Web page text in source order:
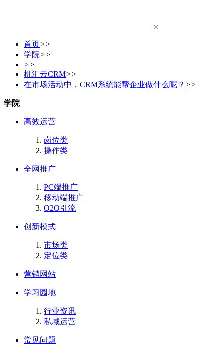
首页>>
学院>>
>>
机汇云CRM>>
在市场活动中，CRM系统能帮企业做什么呢？ >>
学院
高效运营
岗位类
操作类
全网推广
PC端推广
移动端推广
O2O引流
创新模式
市场类
定位类
营销网站
学习园地
行业资讯
私域运营
常见问题